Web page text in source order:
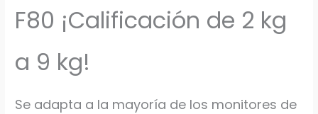
cantidad
F80 ¡Calificación de 2 kg
a 9 kg!
Se adapta a la mayoría de los monitores de